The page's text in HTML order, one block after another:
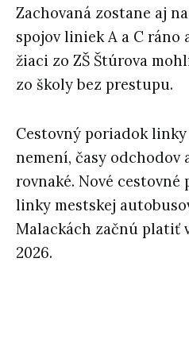
Zachovaná zostane aj
spojov liniek A a C ráno
žiaci zo ZŠ Štúrova
zo školy bez prestupu.
Cestovný poriadok linky
nemení, časy odchodov
rovnaké. Nové
linky mestskej
Malackách začnú platiť
2026.